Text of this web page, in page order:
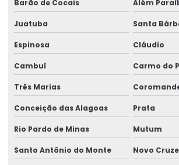
Reforma de talha elétrica em sc
Sensor anti colisão ponte rolante
Serviço De Manutenção Preventiva
Serviço De Montagem De Elevadores De
Serviço De Reforma De Pontes Rolantes
Barão de Cocais Além
Juatuba Santa
Espinosa Cláudio
Cambuí Carmo do
Três Marias
Conceição das Alagoas Prata
Rio Pardo de Minas Mutum
Santo Antônio do Monte Novo